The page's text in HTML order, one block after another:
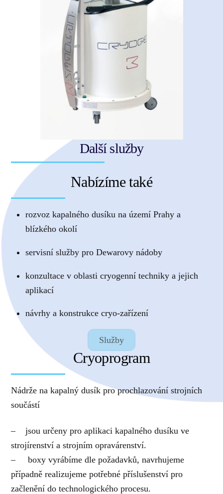
Další služby
Nabízíme také
rozvoz kapalného dusíku na území Prahy a
blízkého okolí
servisní služby pro Dewarovy nádoby
konzultace v oblasti cryogenní techniky a jejich
aplikací
návrhy a konstrukce cryo-zařízení
Služby
Cryoprogram
Nádrže na kapalný dusík pro prochlazování strojních
součástí
– jsou určeny pro aplikaci kapalného dusíku ve
strojírenství a strojním opravárenství.
– boxy vyrábíme dle požadavků, navrhujeme
případně realizujeme potřebné příslušenství pro
začlenění do technologického procesu.